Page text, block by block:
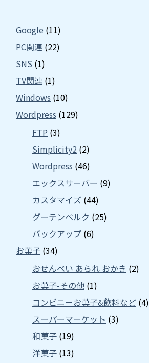
Google (11)
PC関連 (22)
SNS (1)
TV関連 (1)
Windows (10)
Wordpress (129)
FTP (3)
Simplicity2 (2)
Wordpress (46)
エックスサーバー (9)
カスタマイズ (44)
グーテンベルク (25)
バックアップ (6)
お菓子 (34)
おせんべい あられ おかき (2)
お菓子-その他 (1)
コンビニーお菓子&飲料など (4)
スーパーマーケット (3)
和菓子 (19)
洋菓子 (13)